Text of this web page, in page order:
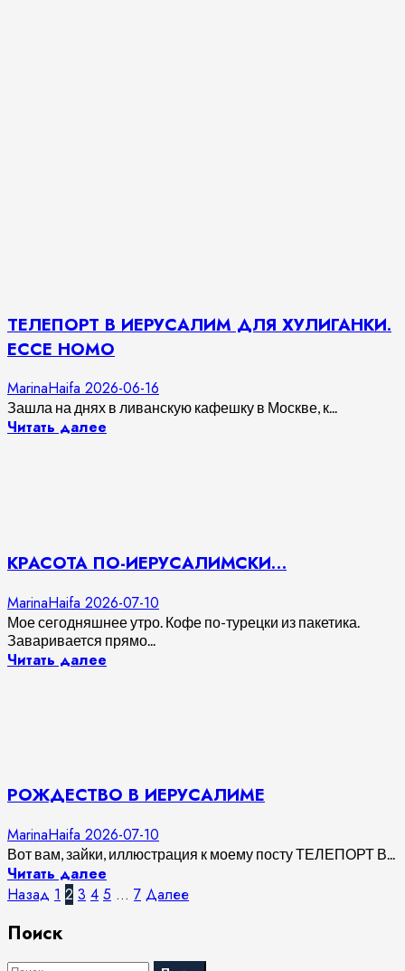
ТЕЛЕПОРТ В ИЕРУСАЛИМ ДЛЯ ХУЛИГАНКИ.
ECCE HOMO
MarinaHaifa 2026-06-16
Зашла на днях в ливанскую кафешку в Москве, к...
Читать далее
КРАСОТА ПО-ИЕРУСАЛИМСКИ…
MarinaHaifa 2026-07-10
Мое сегодняшнее утро. Кофе по-турецки из пакетика.
Заваривается прямо...
Читать далее
РОЖДЕСТВО В ИЕРУСАЛИМЕ
MarinaHaifa 2026-07-10
Вот вам, зайки, иллюстрация к моему посту ТЕЛЕПОРТ В...
Читать далее
Пагинация
записей
Назад 1 2 3 4 5 … 7 Далее
Поиск